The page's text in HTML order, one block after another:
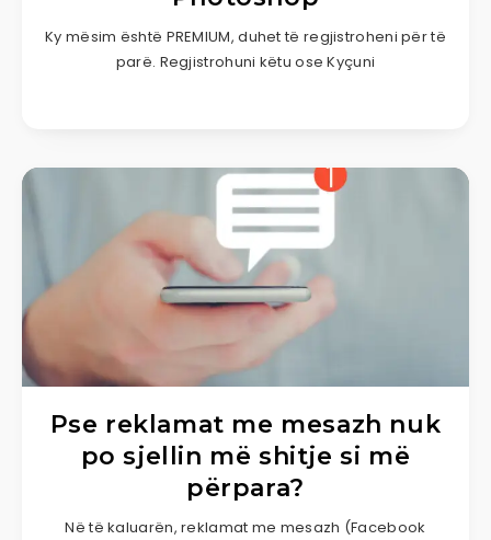
Ky mësim është PREMIUM, duhet të regjistroheni për të
parë. Regjistrohuni këtu ose Kyçuni
Pse reklamat me mesazh nuk
po sjellin më shitje si më
përpara?
Në të kaluarën, reklamat me mesazh (Facebook